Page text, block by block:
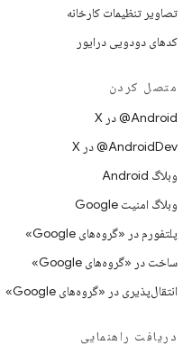
تصاویر تنظیمات کارخانه
کدهای دودویی درایور
متصل کردن
‫‎@Android در X
‫‎@AndroidDev در X
وبلاگ Android
وبلاگ امنیت Google
پلتفورم در «گروه‌های Google»
ساخت در «گروه‌های Google»
انتقال‌پذیری در «گروه‌های Google»
دریافت راهنمایی